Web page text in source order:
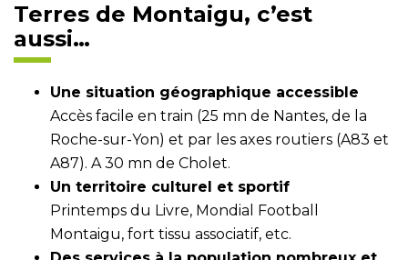
Terres de Montaigu, c’est
aussi…
Une situation géographique accessible
Accès facile en train (25 mn de Nantes, de la
Roche-sur-Yon) et par les axes routiers (A83 et
A87). A 30 mn de Cholet.
Un territoire culturel et sportif
Printemps du Livre, Mondial Football
Montaigu, fort tissu associatif, etc.